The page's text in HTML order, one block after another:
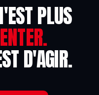
PLUS
D'AGIR.